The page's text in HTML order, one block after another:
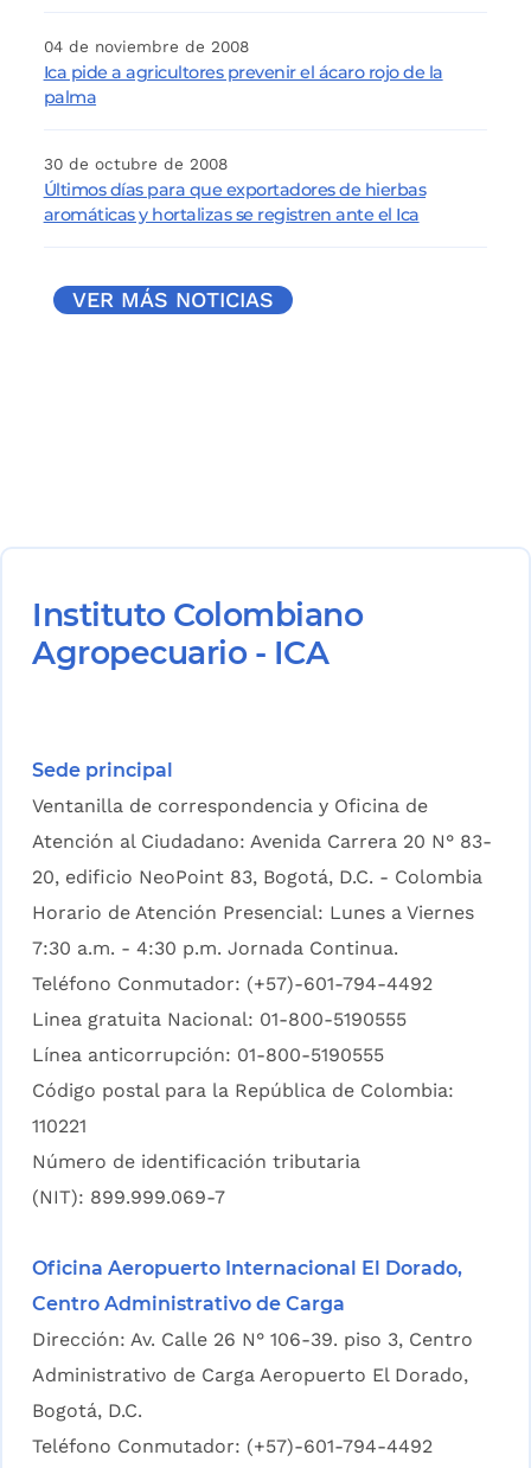
04 de noviembre de 2008
Ica pide a agricultores prevenir el ácaro rojo de la
palma
30 de octubre de 2008
Últimos días para que exportadores de hierbas
aromáticas y hortalizas se registren ante el Ica
VER MÁS NOTICIAS
Instituto Colombiano
Agropecuario - ICA
Sede principal
Ventanilla de correspondencia y Oficina de
Atención al Ciudadano: Avenida Carrera 20 N° 83-
20, edificio NeoPoint 83, Bogotá, D.C. - Colombia
Horario de Atención Presencial: Lunes a Viernes
7:30 a.m. - 4:30 p.m. Jornada Continua.
Teléfono Conmutador: (+57)-601-794-4492
Linea gratuita Nacional: 01-800-5190555
Línea anticorrupción: 01-800-5190555
Código postal para la República de Colombia:
110221
Número de identificación tributaria
(NIT): 899.999.069-7
Oficina Aeropuerto Internacional El Dorado,
Centro Administrativo de Carga
Dirección: Av. Calle 26 N° 106-39. piso 3, Centro
Administrativo de Carga Aeropuerto El Dorado,
Bogotá, D.C.
Teléfono Conmutador: (+57)-601-794-4492